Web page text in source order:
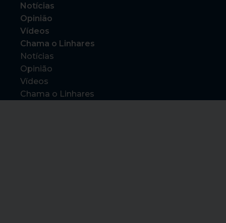
Notícias
Opinião
Vídeos
Chama o Linhares
Notícias
Opinião
Vídeos
Chama o Linhares